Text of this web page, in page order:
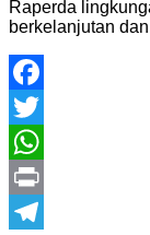
Raperda
berkelanjutan
Facebook
Twitter
WhatsApp
Print